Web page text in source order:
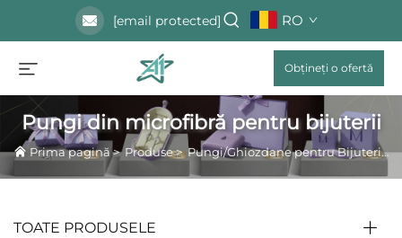
[email protected] RO
Obțineți o ofertă
Pungi din microfibră pentru bijuterii
Prima pagină>Produse>Pungi/Ghiozdane pentru Bijuterii >
TOATE PRODUSELE